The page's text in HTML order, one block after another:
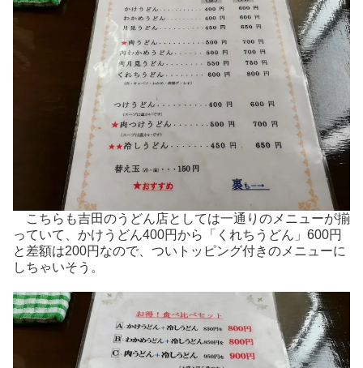
こちらも吉田のうどん店としては一通りのメニューが揃
っていて、かけうどん400円から「くれちうどん」600円
と差額は200円なので、ついトッピング付きのメニューに
しちゃいそう。